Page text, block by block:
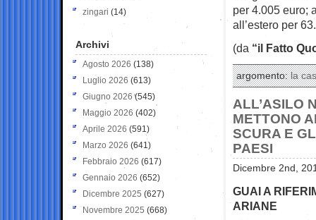
per 4.005 euro;
all’estero per
(da “il Fatto
argomento:la
ALL’ASILO
METTONO
SCURA E
PAESI
Dicembre 2nd,
GUAI A
ARIANE
zingari (14)
Archivi
Agosto 2026 (138)
Luglio 2026 (613)
Giugno 2026 (545)
Maggio 2026 (402)
Aprile 2026 (591)
Marzo 2026 (641)
Febbraio 2026 (617)
Gennaio 2026 (652)
Dicembre 2025 (627)
Novembre 2025 (668)